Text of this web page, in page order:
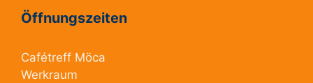
Öffnungszeiten
Cafétreff Möca
Werkraum